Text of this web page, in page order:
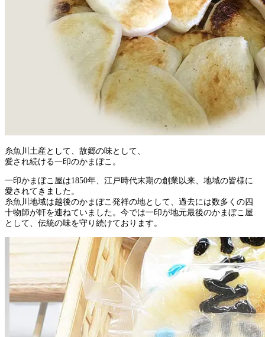
糸魚川土産として、故郷の味として、
愛され続ける一印のかまぼこ。
一印かまぼこ屋は1850年、江戸時代末期の創業以来、地域の皆様に
愛されてきました。
糸魚川地域は越後のかまぼこ発祥の地として、過去には数多くの四
十物師が軒を連ねていました。今では一印が地元最後のかまぼこ屋
として、伝統の味を守り続けております。